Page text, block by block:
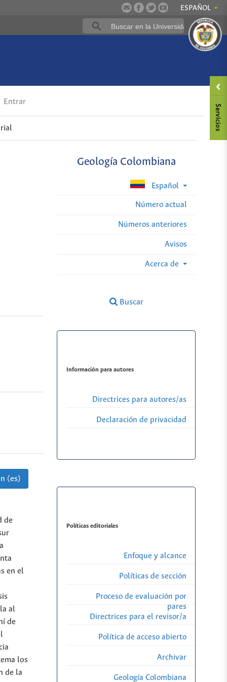
ESPAÑOL
Entrar
Geología Colombiana
Español
Número actual
Números anteriores
Avisos
Acerca de
Buscar
(es)
de
en el
al
de
los
de la
Información para autores
Directrices para autores/as
Declaración de privacidad
Políticas editoriales
Enfoque y alcance
Políticas de sección
Proceso de evaluación por
pares
Directrices para el revisor/a
Política de acceso abierto
Archivar
Geología Colombiana